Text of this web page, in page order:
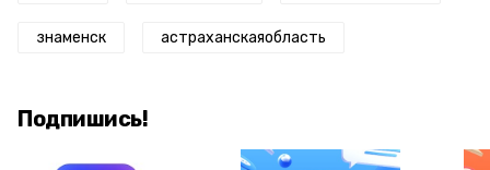
знаменск астраханскаяобласть
Подпишись!